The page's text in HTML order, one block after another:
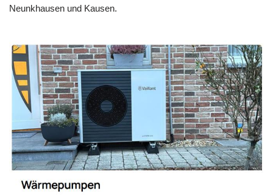
Neunkhausen und Kausen.